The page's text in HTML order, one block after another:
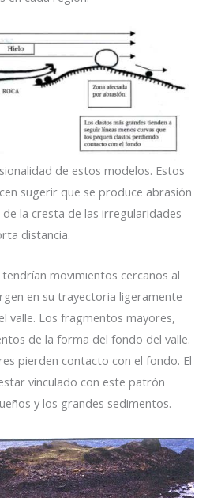
de estos modelos. Estos
sugerir que se produce abrasión
la cresta de las irregularidades
distancia.
movimientos cercanos al
en su trayectoria ligeramente
valle. Los fragmentos mayores,
de la forma del fondo del valle.
pierden contacto con el fondo. El
vinculado con este patrón
y los grandes sedimentos.